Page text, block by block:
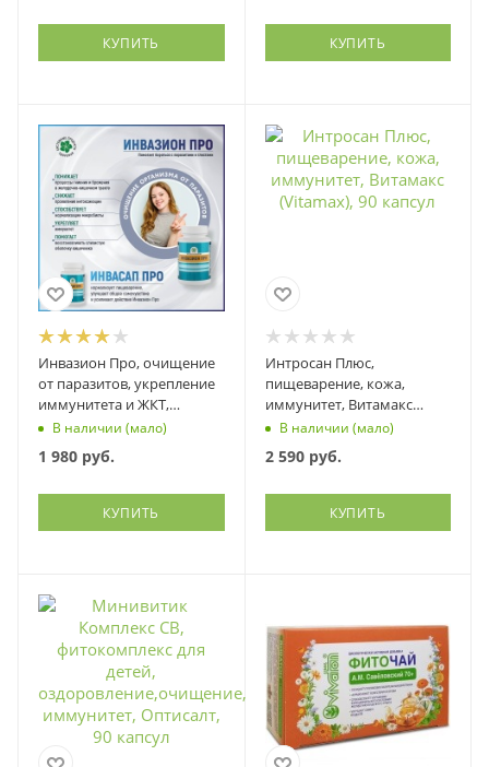
КУПИТЬ КУПИТЬ
Инвазион Про, очищение
от паразитов, укрепление
иммунитета и ЖКТ,
Витамакс (Vitamax), 60
В наличии (мало)
1 980 руб.
КУПИТЬ
Интросан Плюс,
пищеварение, кожа,
иммунитет, Витамакс
(Vitamax), 90 капсул
В наличии (мало)
2 590руб.
КУПИТЬ